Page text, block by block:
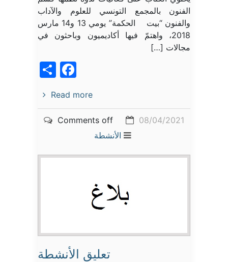
الفنون بالمجمع التونسي للعلوم والآداب
والفنون “بيت الحكمة” يومي 13 و14 مارس
2018، واهتمّ فيها أكاديميون وباحثون في
مجالات […]
Read more
08/04/2021
Comments off
الأنشطة
تعليق الأنشطة